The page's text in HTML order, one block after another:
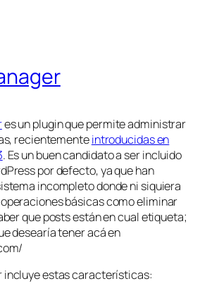
es un plugin que permite administrar
recientementeintroducidas en
. Es un buen candidato a ser incluido
por defecto, ya que han
incompleto donde ni siquiera
básicas como eliminar
que posts están en cual etiqueta;
desearía tener acá en
incluye estas características: